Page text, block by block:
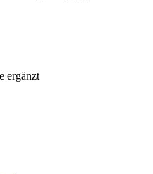
ergänzt